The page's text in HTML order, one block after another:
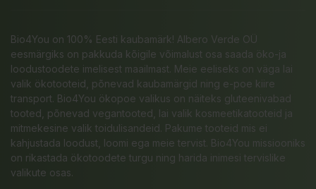
Bio4You on 100% Eesti kaubamärk! Albero Verde OÜ
eesmärgiks on pakkuda kõigile võimalust osa saada öko-ja
loodustoodete imelisest maailmast. Meie eeliseks on väga lai
valik ökotooteid, põnevad kaubamärgid ning e-poe kiire
transport. Bio4You ökopoe valikus on näiteks gluteenivabad
tooted, põnevad vegantooted, lai valik kosmeetikatooteid ja
mitmekesine valik toidulisandeid. Pakume tooteid mis ei
kahjustada loodust, loomi ega meie tervist. Bio4You missiooniks
on rikastada ökotoodete turgu ning harida inimesi tervislike
valikute osas.